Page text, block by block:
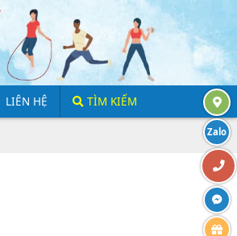
LIÊN HỆ TÌM KIẾM
Zalo